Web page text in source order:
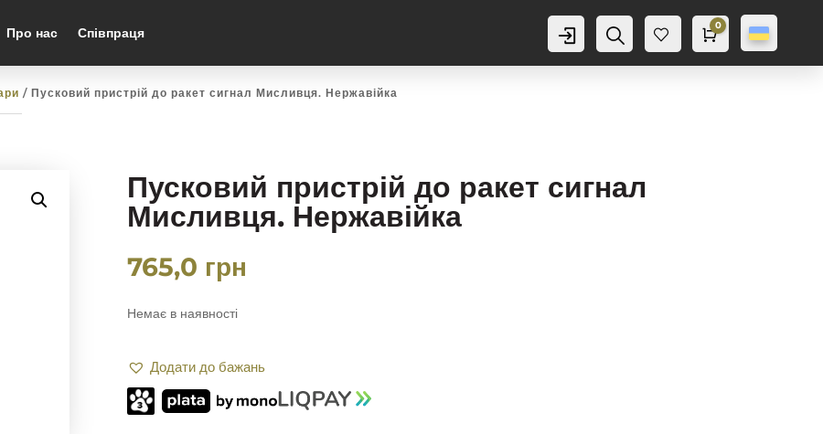
Про нас Співпраця Аккаунт
Пошук
Баж
Cart
0
0,0грн
/ Пусковий пристрій до ракет сигнал Мисливця. Нержавійка
Пусковий пристрій до ракет сигнал
Мисливця. Нержавійка
765,0 грн
Немає в наявності
Додати до бажань